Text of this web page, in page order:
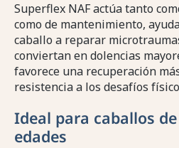
Superflex NAF actúa tanto
como de mantenimiento,
caballo a reparar
conviertan en dolencias
favorece una recuperación
resistencia a los desafíos
Ideal para caballos
edades